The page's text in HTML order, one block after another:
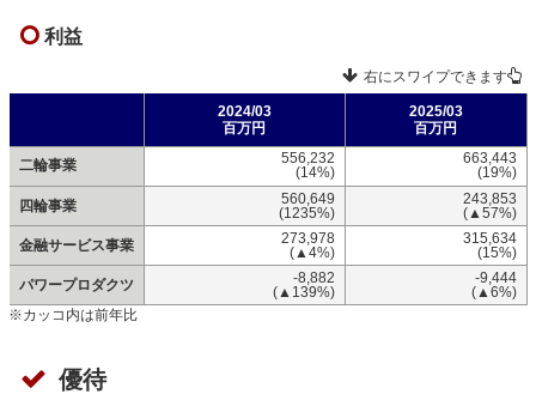
利益
右にスワイプできます
2024/03
百万円
2025/03
百万円
二輪事業
556,232
(14%)
663,443
(19%)
四輪事業
560,649
(1235%)
243,853
(▲57%)
金融サービス事業
273,978
(▲4%)
315,634
(15%)
パワープロダクツ
-8,882
(▲139%)
-9,444
(▲6%)
※カッコ内は前年比
優待